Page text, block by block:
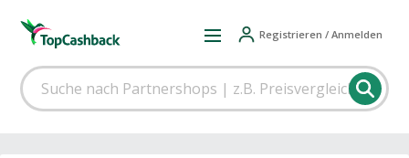
Registrieren / Anmelden